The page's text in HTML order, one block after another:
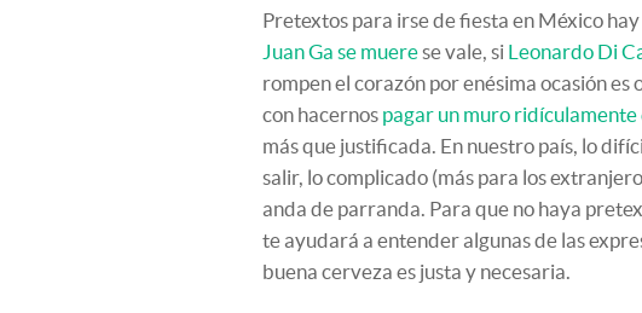
Pretextos para irse de fiesta en México
Juan Ga se muerese vale, si Leonardo Di
rompen el corazón por enésima ocasión es
con hacernos pagar un muro ridículamente
más que justificada. En nuestro país, lo
salir, lo complicado (más para los
anda de parranda. Para que no haya
te ayudará a entender algunas de las
buena cerveza es justa y necesaria.